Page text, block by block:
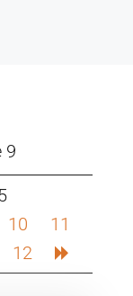
9
10
11
12